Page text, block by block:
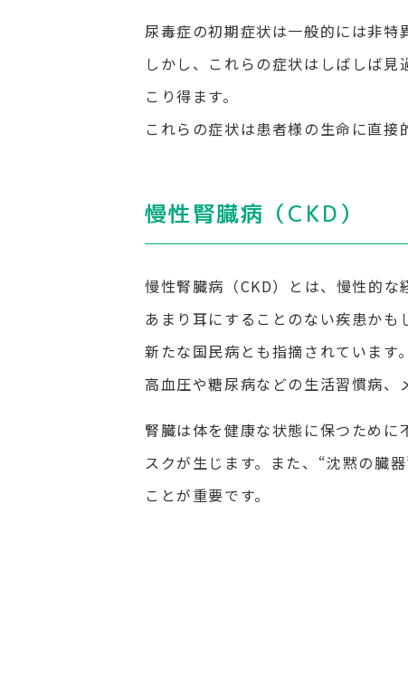
尿毒症の初期症状は一般的には非特
しかし、これらの症状はしばしば
こり得ます。
これらの症状は患者様の生命に直接
慢性腎臓病（CKD）
慢性腎臓病（CKD）とは、慢性的な
あまり耳にすることのない疾患か
新たな国民病とも指摘されています。
高血圧や糖尿病などの生活習慣病、
腎臓は体を健康な状態に保つために
スクが生じます。また、“沈黙の臓
ことが重要です。